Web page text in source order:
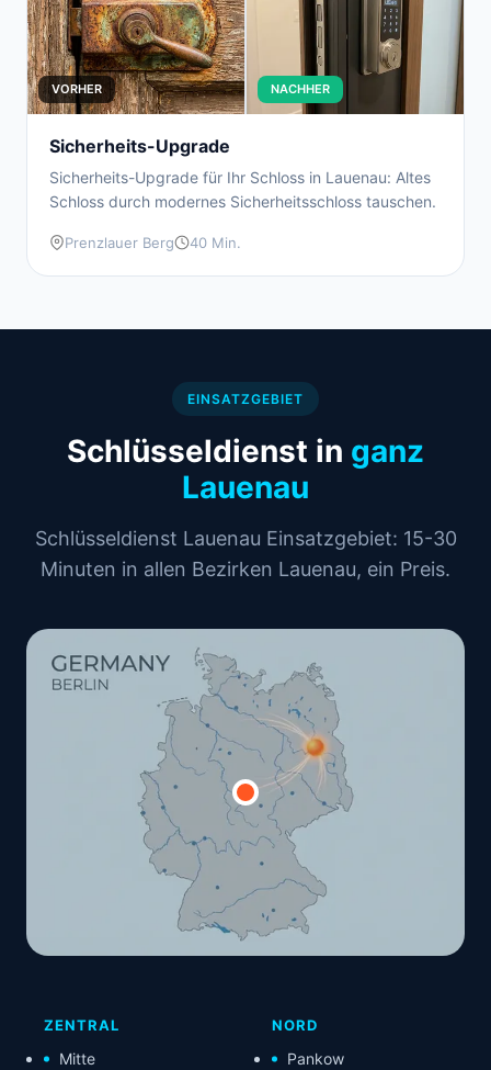
VORHER NACHHER
Sicherheits-Upgrade
Sicherheits-Upgrade für Ihr Schloss in Lauenau: Altes
Schloss durch modernes Sicherheitsschloss tauschen.
Prenzlauer Berg 40 Min.
EINSATZGEBIET
Schlüsseldienst in ganz
Lauenau
Schlüsseldienst Lauenau Einsatzgebiet: 15-30
Minuten in allen Bezirken Lauenau, ein Preis.
ZENTRAL
Mitte
NORD
Pankow